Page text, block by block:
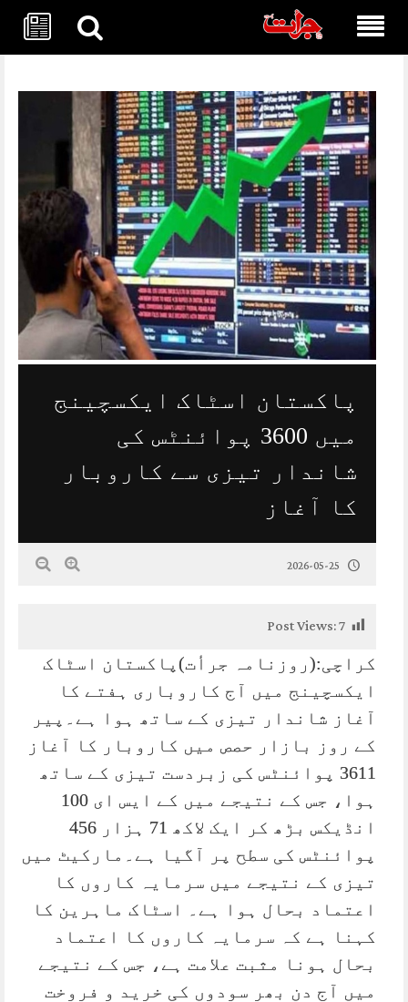
پاکستان اسٹاک ایکسچینج
میں 3600 پوائنٹس کی
شاندار تیزی سے کاروبار
کا آغاز
2026-05-25
Post Views:7
کراچی:(روزنامہ جرأت)پاکستان اسٹاک
ایکسچینج میں آج کاروباری ہفتے کا
آغاز شاندار تیزی کے ساتھ ہوا ہے۔پیر
کے روز بازار حصص میں کاروبار کا آغاز
3611 پوائنٹس کی زبردست تیزی کے ساتھ
ہوا، جس کے نتیجے میں کے ایس ای 100
انڈیکس بڑھ کر ایک لاکھ 71 ہزار 456
پوائنٹس کی سطح پر آگیا ہے۔مارکیٹ میں
تیزی کے نتیجے میں سرمایہ کاروں کا
اعتماد بحال ہوا ہے۔ اسٹاک ماہرین کا
کہنا ہے کہ سرمایہ کاروں کا اعتماد
بحال ہونا مثبت علامت ہے، جس کے نتیجے
میں آج دن بھر سودوں کی خرید و فروخت